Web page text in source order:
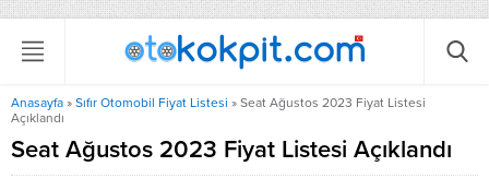
Anasayfa » Sıfır Otomobil Fiyat Listesi » Seat Ağustos 2023 Fiyat Listesi
Açıklandı
Seat Ağustos 2023 Fiyat Listesi Açıklandı